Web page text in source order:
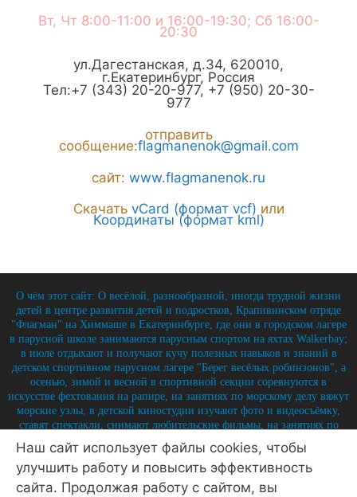
Вт, Чт 8:00-11:00 и 16:00-19:30; Сб 16:00-
20:30
ул.Дагестанская, д.34, 620010,
г.Екатеринбург, Россия
Тел:+7 (343) 20-20-977, +7 (950) 20-30-
977
отправить
сообщение:flagmanenok@gmail.com
сайт: www.flagmanenok.ru
Скачать vCard (формат vcf) или
Координаты (формат kml)
О чём этот сайт: О весёлой, разнообразной, иногда трудной жизни
детей в центре развития детей и подростков, Крапивинском отряде
"Флагман" на Химмаше в Екатеринбурге, где они в городском лагере
в парусной школе занимаются парусным спортом на яхтах Walkerbay;
в июле отдыхают и получают кучу полезных навыков и знаний в
детском спортивном парусном лагере "Берег весёлых робинзонов", а
осенью, зимой и весной в спортивной секции соревнуются в
искусстве фехтования на рапире, на занятиях по морскому делу вяжут
морские узлы, в детской киностудии изучают фото и видеосъёмку,
ставят спектакли, снимают любительские фильмы, на занятиях по
истории углубляют свои знания по историю России и флота, и
круглый год на занятиях по детской журналистике практикуются в
написании заметок, репортажей, интервью, выпуская стен-газету и
выкладывая лучшие материалы на отрядный сайт.
Наш сайт использует файлы cookies, чтобы
улучшить работу и повысить эффективность
сайта. Продолжая работу с сайтом, вы